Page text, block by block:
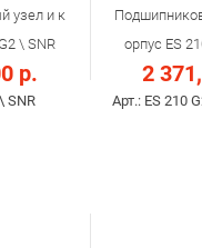
узел и к
\ SNR
р.
SNR
орпус ES
2
Арт.: ES 210